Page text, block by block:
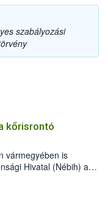
szabályozási
kőrisrontó
vármegyében is
Hivatal (Nébih) a
jelenlétét. A
meg, de már fertőzött